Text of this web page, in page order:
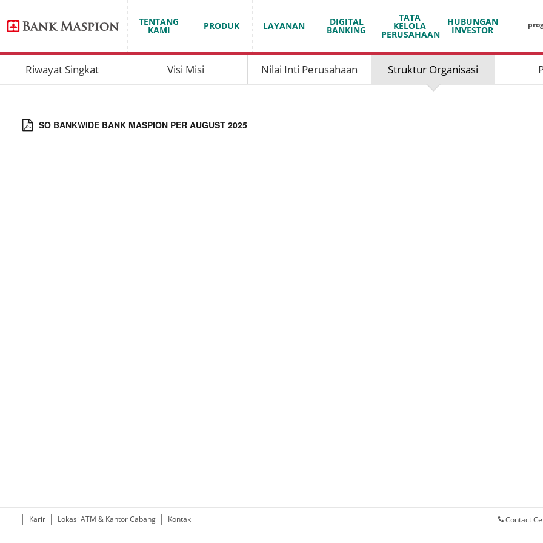
TENTANG
KAMI PRODUK LAYANAN DIGITAL
BANKING
TATA
KELOLA
PERUSAHAAN
HUBUNGAN
INVESTOR
Riwayat Singkat Visi Misi Nilai Inti Perusahaan Struktur Organisasi
SO BANKWIDE BANK MASPION PER AUGUST 2025
Karir Lokasi ATM & Kantor Cabang Kontak Contact